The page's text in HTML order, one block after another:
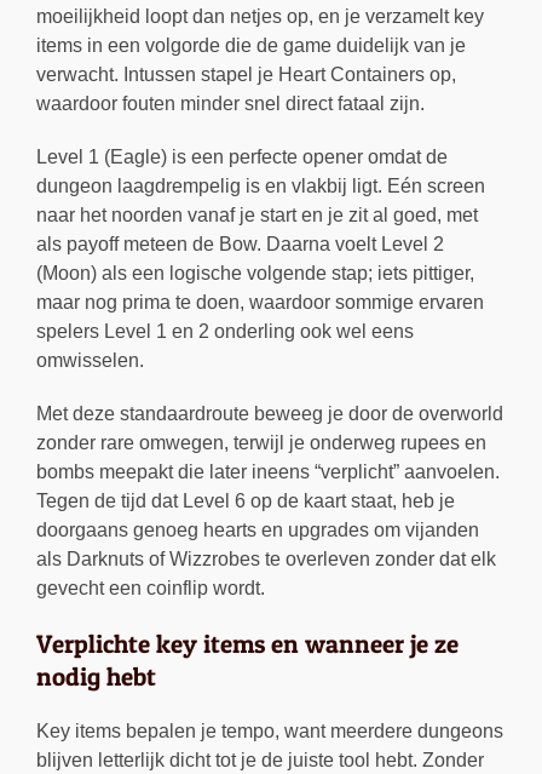
moeilijkheid loopt dan netjes op, en je verzamelt key
items in een volgorde die de game duidelijk van je
verwacht. Intussen stapel je Heart Containers op,
waardoor fouten minder snel direct fataal zijn.
Level 1 (Eagle) is een perfecte opener omdat de
dungeon laagdrempelig is en vlakbij ligt. Eén screen
naar het noorden vanaf je start en je zit al goed, met
als payoff meteen de Bow. Daarna voelt Level 2
(Moon) als een logische volgende stap; iets pittiger,
maar nog prima te doen, waardoor sommige ervaren
spelers Level 1 en 2 onderling ook wel eens
omwisselen.
Met deze standaardroute beweeg je door de overworld
zonder rare omwegen, terwijl je onderweg rupees en
bombs meepakt die later ineens “verplicht” aanvoelen.
Tegen de tijd dat Level 6 op de kaart staat, heb je
doorgaans genoeg hearts en upgrades om vijanden
als Darknuts of Wizzrobes te overleven zonder dat elk
gevecht een coinflip wordt.
Verplichte key items en wanneer je ze
nodig hebt
Key items bepalen je tempo, want meerdere dungeons
blijven letterlijk dicht tot je de juiste tool hebt. Zonder